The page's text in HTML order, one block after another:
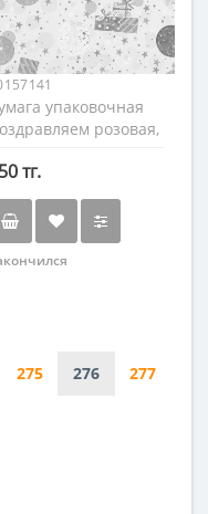
упаковочная
розовая,
тг.
275 276 277